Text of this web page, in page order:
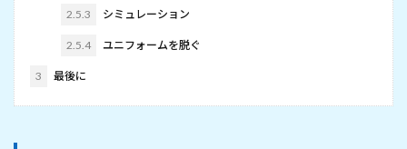
2.5.3 シミュレーション
2.5.4 ユニフォームを脱ぐ
3 最後に